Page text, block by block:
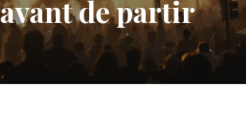
de partir